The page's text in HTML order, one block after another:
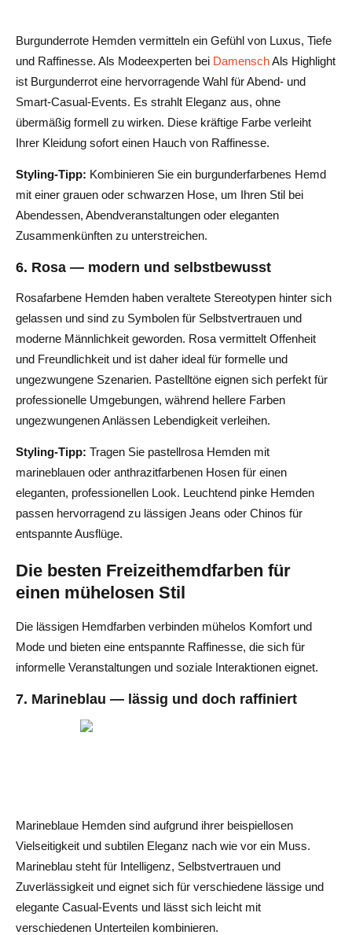
Burgunderrote Hemden vermitteln ein Gefühl von Luxus, Tiefe
und Raffinesse. Als Modeexperten bei DamenschAls Highlight
ist Burgunderrot eine hervorragende Wahl für Abend- und
Smart-Casual-Events. Es strahlt Eleganz aus, ohne
übermäßig formell zu wirken. Diese kräftige Farbe verleiht
Ihrer Kleidung sofort einen Hauch von Raffinesse.
Styling-Tipp: Kombinieren Sie ein burgunderfarbenes Hemd
mit einer grauen oder schwarzen Hose, um Ihren Stil bei
Abendessen, Abendveranstaltungen oder eleganten
Zusammenkünften zu unterstreichen.
6. Rosa — modern und selbstbewusst
Rosafarbene Hemden haben veraltete Stereotypen hinter sich
gelassen und sind zu Symbolen für Selbstvertrauen und
moderne Männlichkeit geworden. Rosa vermittelt Offenheit
und Freundlichkeit und ist daher ideal für formelle und
ungezwungene Szenarien. Pastelltöne eignen sich perfekt für
professionelle Umgebungen, während hellere Farben
ungezwungenen Anlässen Lebendigkeit verleihen.
Styling-Tipp: Tragen Sie pastellrosa Hemden mit
marineblauen oder anthrazitfarbenen Hosen für einen
eleganten, professionellen Look. Leuchtend pinke Hemden
passen hervorragend zu lässigen Jeans oder Chinos für
entspannte Ausflüge.
Die besten Freizeithemdfarben für
einen mühelosen Stil
Die lässigen Hemdfarben verbinden mühelos Komfort und
Mode und bieten eine entspannte Raffinesse, die sich für
informelle Veranstaltungen und soziale Interaktionen eignet.
7. Marineblau — lässig und doch raffiniert
Marineblaue Hemden sind aufgrund ihrer beispiellosen
Vielseitigkeit und subtilen Eleganz nach wie vor ein Muss.
Marineblau steht für Intelligenz, Selbstvertrauen und
Zuverlässigkeit und eignet sich für verschiedene lässige und
elegante Casual-Events und lässt sich leicht mit
verschiedenen Unterteilen kombinieren.